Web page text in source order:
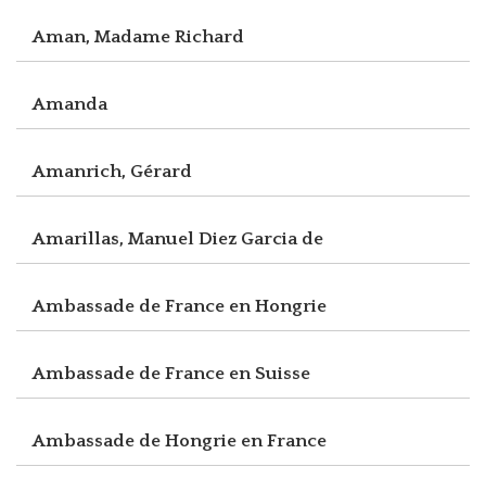
Aman, Madame Richard
Amanda
Amanrich, Gérard
Amarillas, Manuel Diez Garcia de
Ambassade de France en Hongrie
Ambassade de France en Suisse
Ambassade de Hongrie en France